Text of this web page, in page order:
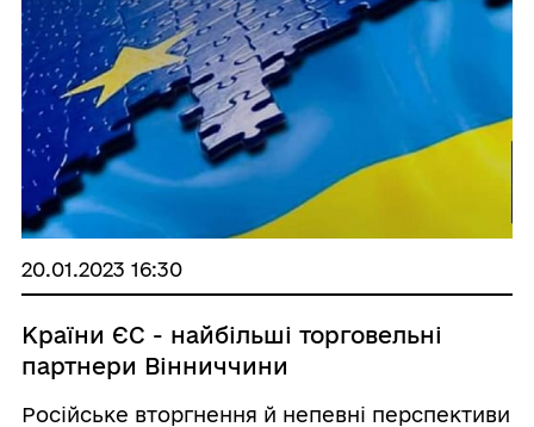
20.01.2023 16:30
Країни ЄС - найбільші торговельні
партнери Вінниччини
Російське вторгнення й непевні перспективи